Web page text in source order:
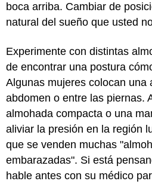
boca arriba. Cambiar de
natural del sueño que usted
Experimente con distintas
de encontrar una postura
Algunas mujeres colocan una
abdomen o entre las piernas.
almohada compacta o una
aliviar la presión en la región
que se venden muchas
embarazadas". Si está
hable antes con su médico